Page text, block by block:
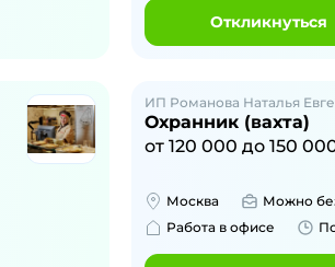
Откликнуться
ИП Романова Наталья
Охранник (вахта)
от 120 000 до 150
Москва
Можно
Работа в офисе